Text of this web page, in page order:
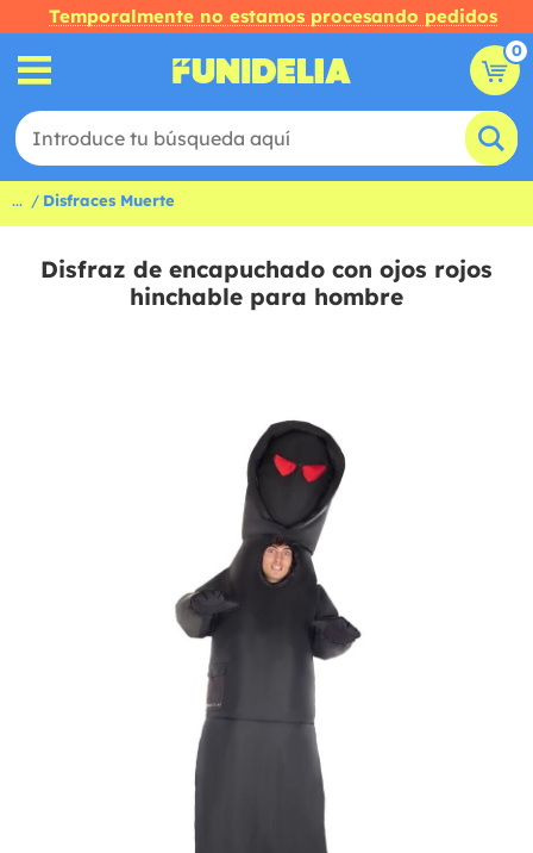
Temporalmente no estamos procesando pedidos
0
... Disfraces Muerte
Disfraz de encapuchado con ojos rojos
hinchable para hombre